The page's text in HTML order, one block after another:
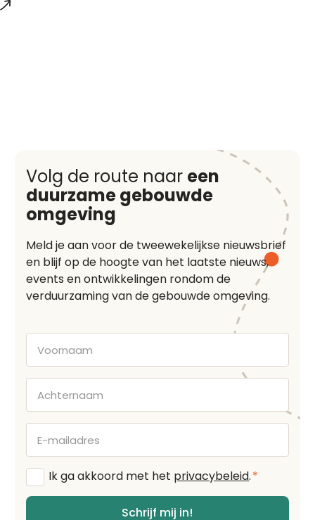
Volg de route naar een
duurzame gebouwde
omgeving
Meld je aan voor de tweewekelijkse nieuwsbrief
en blijf op de hoogte van het laatste nieuws,
events en ontwikkelingen rondom de
verduurzaming van de gebouwde omgeving.
Voornaam
Achternaam
E-
mailadres
Algemene
voorwaarden
Ik ga akkoord met het privacybeleid.*
Schrijf mij in!